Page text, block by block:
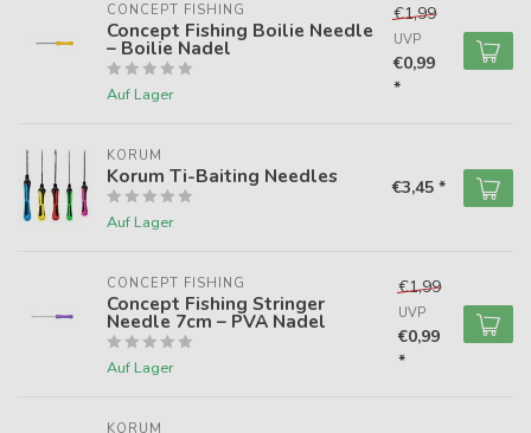
CONCEPT FISHING
Concept Fishing Boilie Needle
– Boilie Nadel
Auf Lager
€1,99
UVP
€0,99
*
KORUM
Korum Ti-Baiting Needles
Auf Lager
€3,45 *
CONCEPT FISHING
Concept Fishing Stringer
Needle 7cm – PVA Nadel
Auf Lager
€1,99
UVP
€0,99
*
KORUM